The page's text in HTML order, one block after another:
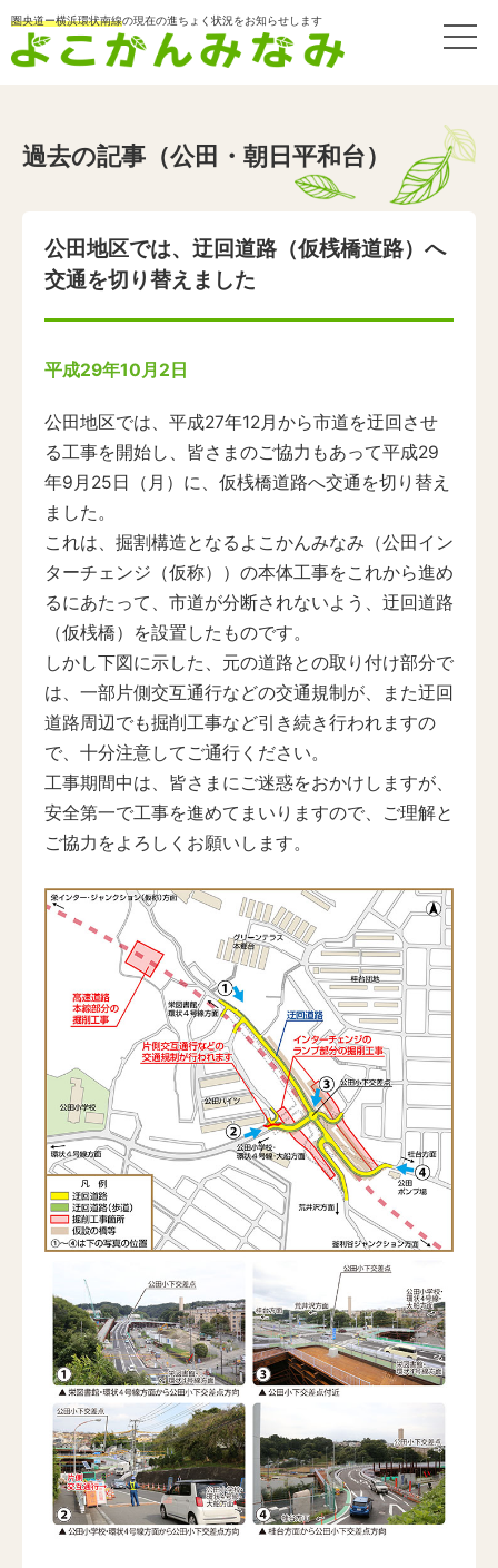
圏央道ー横浜環状南線の現在の進ちょく状況をお知らせします
過去の記事（公田・朝日平和台）
公田地区では、迂回道路（仮桟橋道路）へ
交通を切り替えました
平成29年10月2日
公田地区では、平成27年12月から市道を迂回させ
る工事を開始し、皆さまのご協力もあって平成29
年9月25日（月）に、仮桟橋道路へ交通を切り替え
ました。
これは、掘割構造となるよこかんみなみ（公田イン
ターチェンジ（仮称））の本体工事をこれから進め
るにあたって、市道が分断されないよう、迂回道路
（仮桟橋）を設置したものです。
しかし下図に示した、元の道路との取り付け部分で
は、一部片側交互通行などの交通規制が、また迂回
道路周辺でも掘削工事など引き続き行われますの
で、十分注意してご通行ください。
工事期間中は、皆さまにご迷惑をおかけしますが、
安全第一で工事を進めてまいりますので、ご理解と
ご協力をよろしくお願いします。